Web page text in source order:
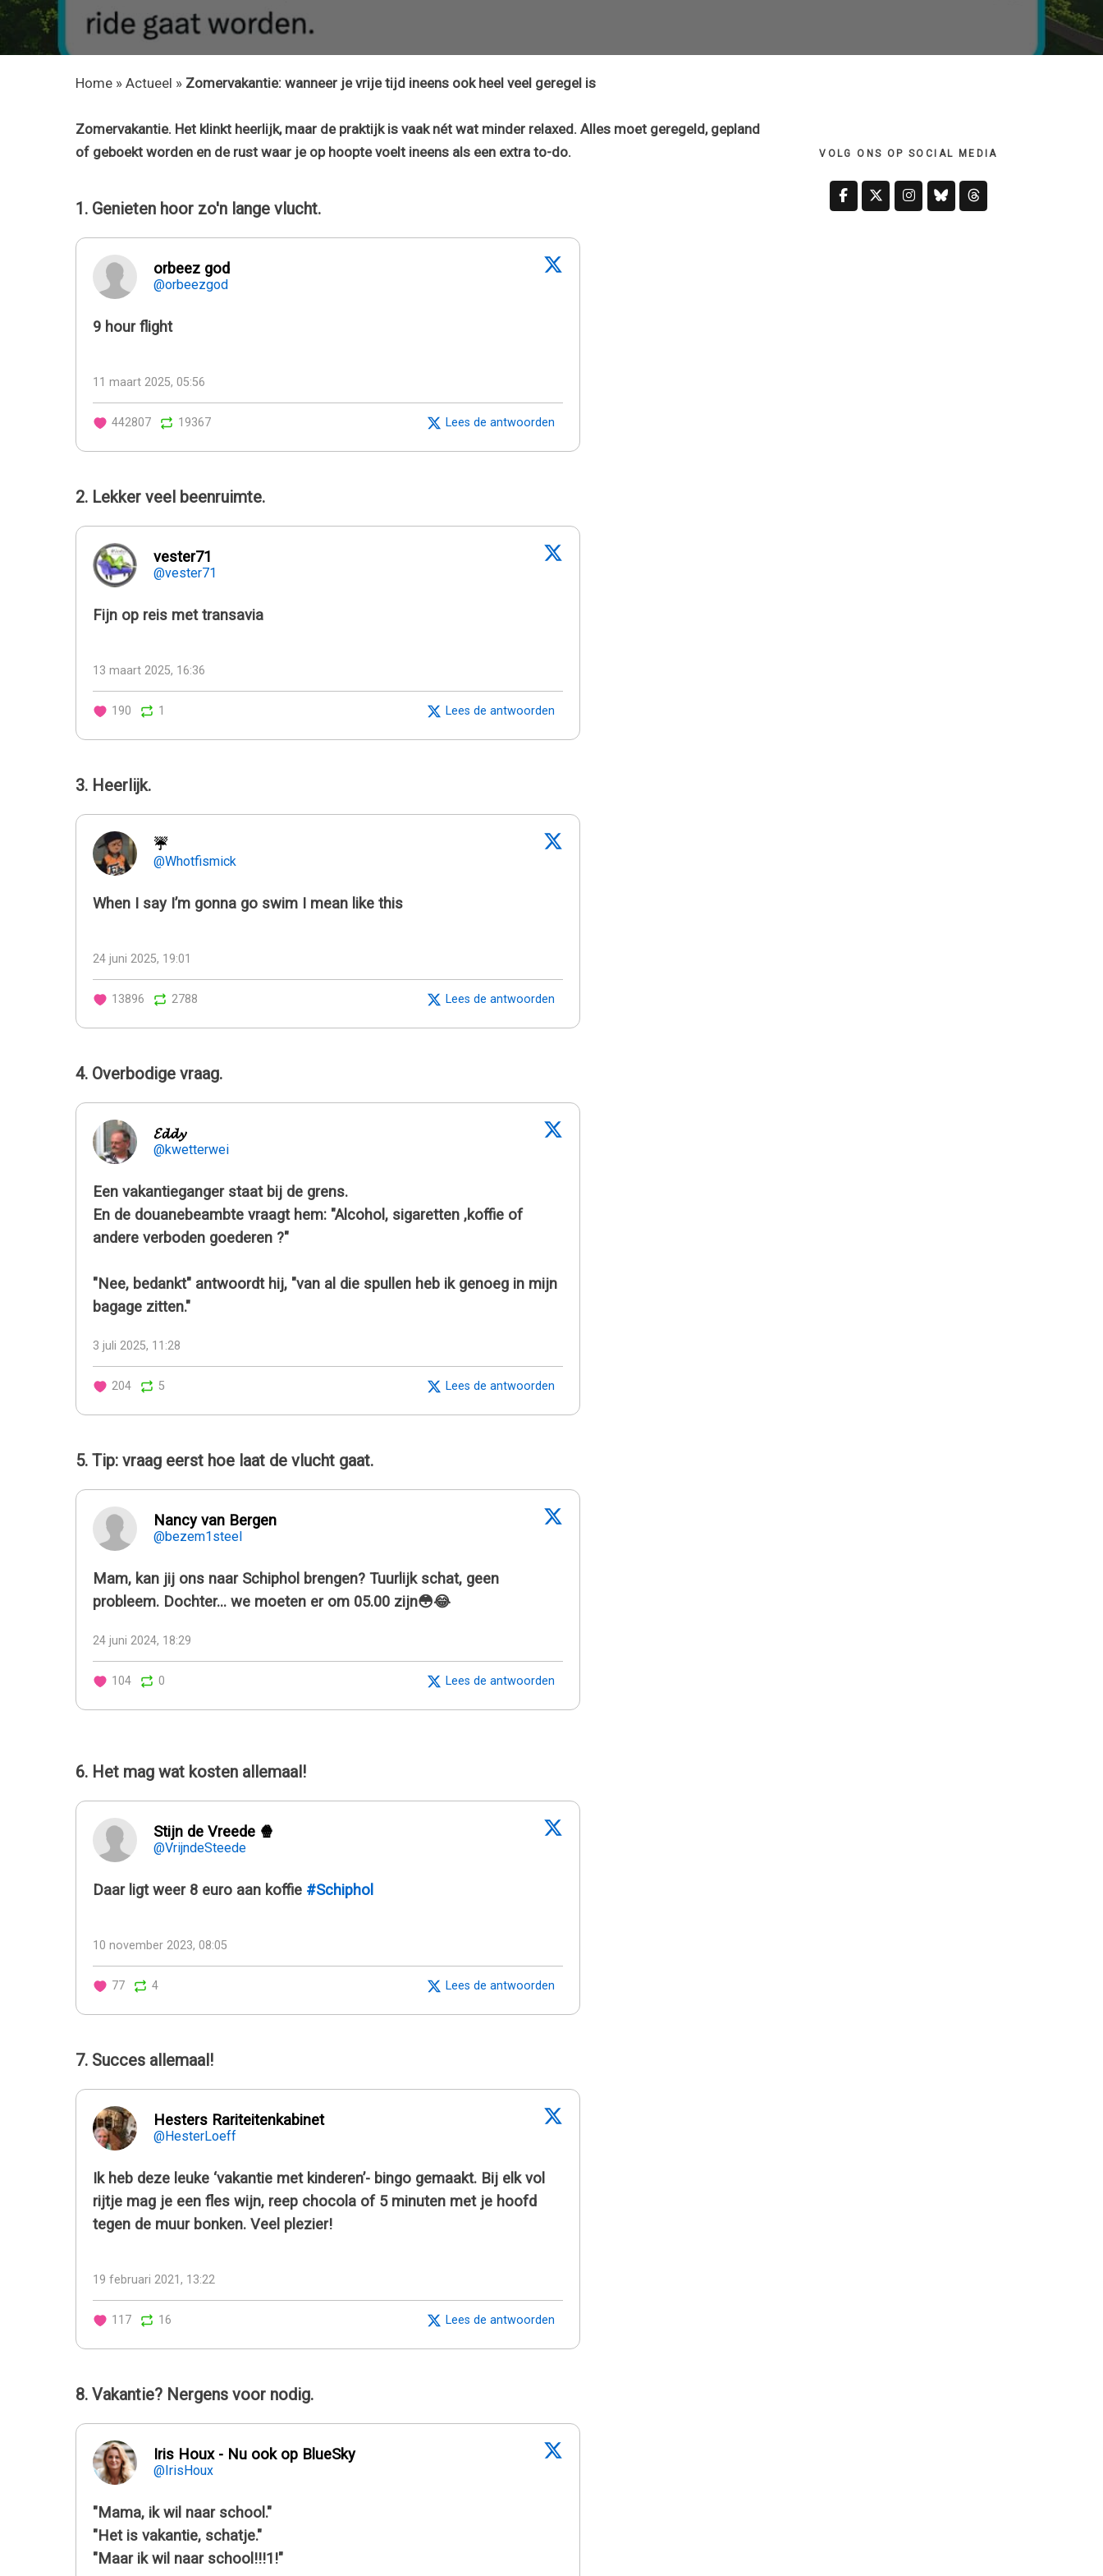
Home » Actueel » Zomervakantie: wanneer je vrije tijd ineens ook heel veel geregel is
Zomervakantie. Het klinkt heerlijk, maar de praktijk is vaak nét wat minder relaxed. Alles moet geregeld, gepland
of geboekt worden en de rust waar je op hoopte voelt ineens als een extra to-do.
1. Genieten hoor zo'n lange vlucht.
orbeez god
@orbeezgod
9 hour flight
11 maart 2025, 05:56
442807 19367 Lees de antwoorden
2. Lekker veel beenruimte.
vester71
@vester71
Fijn op reis met transavia
13 maart 2025, 16:36
190 1 Lees de antwoorden
3. Heerlijk.
☔
@Whotfismick
When I say I’m gonna go swim I mean like this
24 juni 2025, 19:01
13896 2788 Lees de antwoorden
4. Overbodige vraag.
𝓔𝓭𝓭𝔂
@kwetterwei
Een vakantieganger staat bij de grens.
En de douanebeambte vraagt hem: "Alcohol, sigaretten ,koffie of
andere verboden goederen ?"
"Nee, bedankt" antwoordt hij, "van al die spullen heb ik genoeg in mijn
bagage zitten."
3 juli 2025, 11:28
204 5 Lees de antwoorden
5. Tip: vraag eerst hoe laat de vlucht gaat.
Nancy van Bergen
@bezem1steel
Mam, kan jij ons naar Schiphol brengen? Tuurlijk schat, geen
probleem. Dochter… we moeten er om 05.00 zijn😳😂
24 juni 2024, 18:29
104 0 Lees de antwoorden
6. Het mag wat kosten allemaal!
Stijn de Vreede 🍿
@VrijndeSteede
Daar ligt weer 8 euro aan koffie #Schiphol
10 november 2023, 08:05
77 4 Lees de antwoorden
7. Succes allemaal!
Hesters Rariteitenkabinet
@HesterLoeff
Ik heb deze leuke ‘vakantie met kinderen’- bingo gemaakt. Bij elk vol
rijtje mag je een fles wijn, reep chocola of 5 minuten met je hoofd
tegen de muur bonken. Veel plezier!
19 februari 2021, 13:22
117 16 Lees de antwoorden
8. Vakantie? Nergens voor nodig.
Iris Houx - Nu ook op BlueSky
@IrisHoux
"Mama, ik wil naar school."
"Het is vakantie, schatje."
"Maar ik wil naar school!!!1!"
VOLG ONS OP SOCIAL MEDIA